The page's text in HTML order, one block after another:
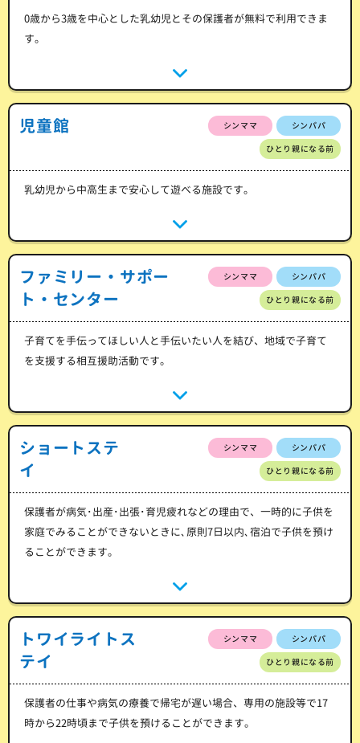
0歳から3歳を中心とした乳幼児とその保護者が無料で利用できま
す。
児童館 シンママ シンパパ
ひとり親になる前
乳幼児から中高生まで安心して遊べる施設です。
ファミリー・サポー
ト・センター
シンママ シンパパ
ひとり親になる前
子育てを手伝ってほしい人と手伝いたい人を結び、地域で子育て
を支援する相互援助活動です。
ショートステ
イ
シンママ シンパパ
ひとり親になる前
保護者が病気･出産･出張･育児疲れなどの理由で、一時的に子供を
家庭でみることができないときに､原則7日以内､宿泊で子供を預け
ることができます。
トワイライトス
テイ
シンママ シンパパ
ひとり親になる前
保護者の仕事や病気の療養で帰宅が遅い場合、専用の施設等で17
時から22時頃まで子供を預けることができます。